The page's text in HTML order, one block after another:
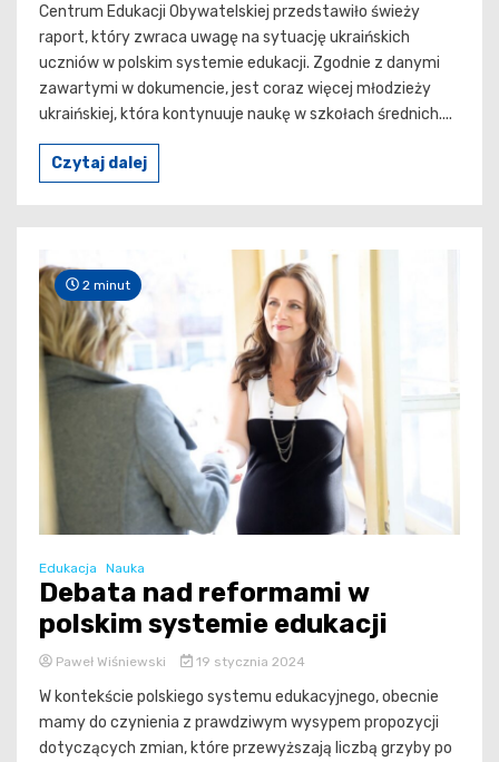
Centrum Edukacji Obywatelskiej przedstawiło świeży
raport, który zwraca uwagę na sytuację ukraińskich
uczniów w polskim systemie edukacji. Zgodnie z danymi
zawartymi w dokumencie, jest coraz więcej młodzieży
ukraińskiej, która kontynuuje naukę w szkołach średnich....
Czytaj dalej
2 minut
Edukacja Nauka
Debata nad reformami w
polskim systemie edukacji
Paweł Wiśniewski 19 stycznia 2024
W kontekście polskiego systemu edukacyjnego, obecnie
mamy do czynienia z prawdziwym wysypem propozycji
dotyczących zmian, które przewyższają liczbą grzyby po